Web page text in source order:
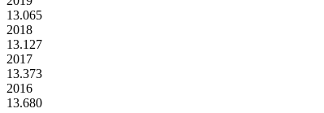
13.065
2018
13.127
2017
13.373
2016
13.680